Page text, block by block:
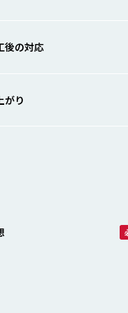
後の対応
がり